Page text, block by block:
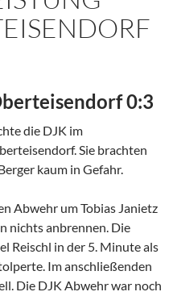
0:3
die DJK im
Sie brachten
kaum in Gefahr.
Abwehr um Tobias Janietz
nichts anbrennen. Die
Reischl in der 5. Minute als
Im anschließenden
Die DJK Abwehr war noch